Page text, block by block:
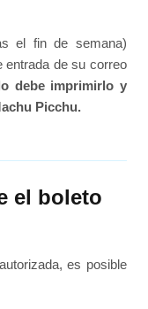
el fin de semana)
entrada de su correo
debe imprimirlo y
Picchu.
el boleto
es posible